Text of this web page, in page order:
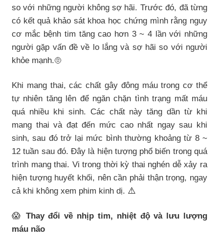
so với những người không sợ hãi. Trước đó, đã từng
có kết quả khảo sát khoa học chứng mình rằng nguy
cơ mắc bệnh tim tăng cao hơn 3 ~ 4 lần với những
người gặp vấn đề về lo lắng và sợ hãi so với người
khỏe mạnh.🤨
Khi mang thai, các chất gây đông máu trong cơ thể
tự nhiên tăng lên để ngăn chặn tình trạng mất máu
quá nhiều khi sinh. Các chất này tăng dần từ khi
mang thai và đạt đến mức cao nhất ngay sau khi
sinh, sau đó trở lại mức bình thường khoảng từ 8 ~
12 tuần sau đó. Đây là hiện tượng phổ biến trong quá
trình mang thai. Vi trong thời kỳ thai nghén dễ xảy ra
hiện tượng huyết khối, nên cần phải thận trọng, ngay
cả khi không xem phim kinh dị. ⚠️
😱 Thay đổi về nhịp tim, nhiệt độ và lưu lượng
máu não